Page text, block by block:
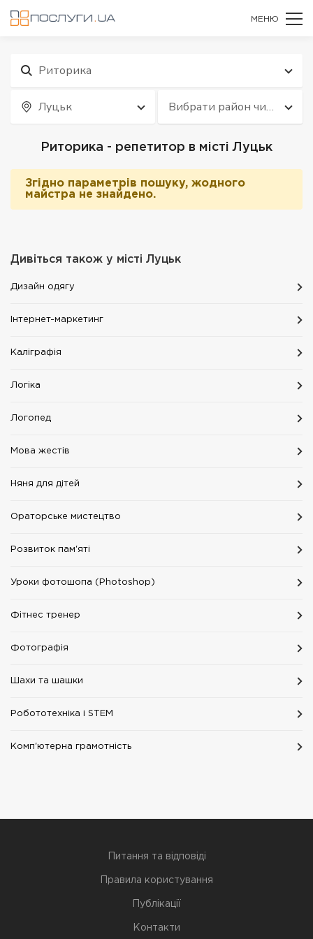
МЕНЮ
Риторика
Луцьк Вибрати район чи
квартал
Риторика - репетитор в місті Луцьк
Згідно параметрів пошуку, жодного
майстра не знайдено.
Дивіться також у місті Луцьк
Дизайн одягу
Інтернет-маркетинг
Каліграфія
Логіка
Логопед
Мова жестів
Няня для дітей
Ораторське мистецтво
Розвиток пам'яті
Уроки фотошопа (Photoshop)
Фітнес тренер
Фотографія
Шахи та шашки
Робототехніка i STEM
Комп'ютерна грамотність
Питання та відповіді
Правила користування
Публікації
Контакти